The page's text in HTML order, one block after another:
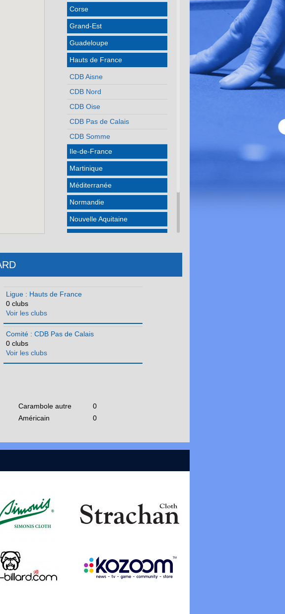
Corse
Grand-Est
Guadeloupe
Hauts de France
CDB Aisne
CDB Nord
CDB Oise
CDB Pas de Calais
CDB Somme
Ile-de-France
Martinique
Méditerranée
Normandie
Nouvelle Aquitaine
Pays de la Loire
Ligue : Hauts de France
0 clubs
Voir les clubs
Comité : CDB Pas de Calais
0 clubs
Voir les clubs
Carambole autre
0
Américain 0